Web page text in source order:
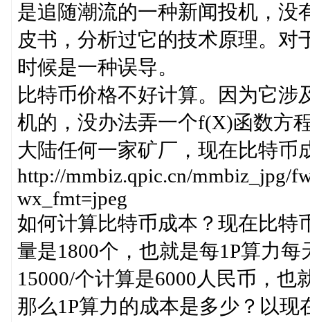
是追随潮流的一种新闻投机，没
皮书，分析过它的技术原理。
时候是一种误导。
比特币价格不好计算。因为它
机的，没办法弄一个f(X)函数方
大陆任何一家矿厂，现在比特币
http://mmbiz.qpic.cn/mmbiz_jpg/
wx_fmt=jpeg
如何计算比特币成本？现在比特
量是1800个，也就是每1P算力
15000/个计算是6000人民币，也
那么1P算力的成本是多少？以